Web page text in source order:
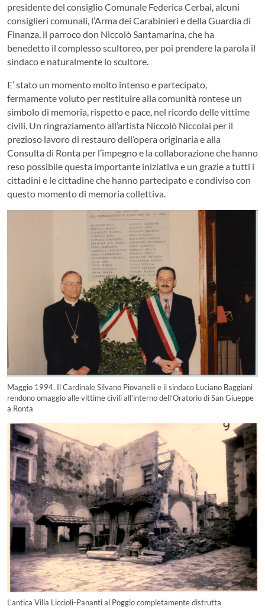
presidente del consiglio Comunale Federica Cerbai, alcuni
consiglieri comunali, l’Arma dei Carabinieri e della Guardia di
Finanza, il parroco don Niccolò Santamarina,che ha
benedetto il complesso scultoreo, per poi prendere la parola il
sindaco e naturalmente lo scultore.
E’stato un momento molto intenso e partecipato,
fermamente voluto per restituire alla comunità rontese un
simbolo di memoria, rispetto e pace, nel ricordo delle vittime
civili. Un ringraziamento all’artista Niccolò Niccolai per il
prezioso lavoro di restauro dell’opera originaria e alla
Consulta di Ronta per l’impegno e la collaborazione che hanno
reso possibile questa importante iniziativa e un grazie a tutti i
cittadini e le cittadine che hanno partecipato e condiviso con
questo momento di memoria collettiva.
Maggio 1994. Il Cardinale Silvano Piovanelli e il sindaco Luciano Baggiani
rendono omaggio alle vittime civili all’interno dell’Oratorio di San Giueppe
a Ronta
L’antica Villa Liccioli-Pananti al Poggio completamente distrutta